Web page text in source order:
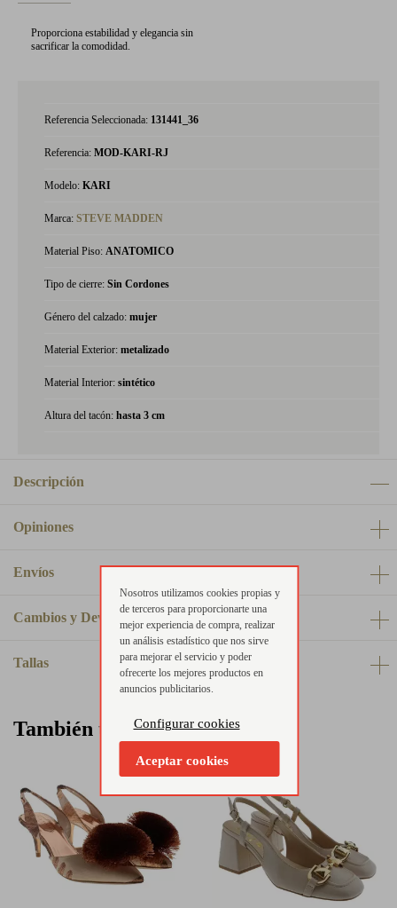
Proporciona estabilidad y elegancia sin
sacrificar la comodidad.
Referencia Seleccionada: 131441_36
Referencia: MOD-KARI-RJ
Modelo: KARI
Marca: STEVE MADDEN
Material Piso: ANATOMICO
Tipo de cierre: Sin Cordones
Género del calzado: mujer
Material Exterior: metalizado
Material Interior: sintético
Altura del tacón: hasta 3 cm
Descripción
Opiniones
Envíos
Cambios y Devoluciones
Tallas
También te puede interesar
Nosotros utilizamos cookies propias y
de terceros para proporcionarte una
mejor experiencia de compra, realizar
un análisis estadístico que nos sirve
para mejorar el servicio y poder
ofrecerte los mejores productos en
anuncios publicitarios.
Configurar cookies
Aceptar cookies